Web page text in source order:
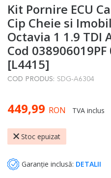
to
the
beginning
of
the
images
gallery
Kit Pornire ECU
Cip Cheie si
Octavia 1 1.9 TDI
Cod
[L4415]
COD PRODUS: SDG-A6304
449,99 RON TVA inclus
Stoc epuizat
Garanție inclusă: DETALII